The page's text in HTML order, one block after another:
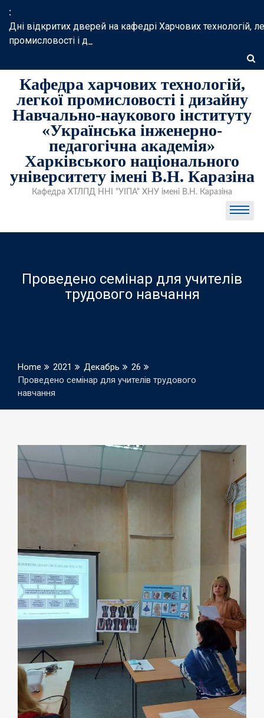
content
:
Дні відкритих дверей на кафедрі Харчових технологій,
промисловості і дизайну
Кафедра харчових технологій,
легкої промисловості і дизайну
Навчально-наукового інституту
«Українська інженерно-
педагогічна академія»
Харківського національного
університету імені В.Н. Каразіна
Кафедра ХТЛПД ННІ "УІПА" ХНУ імені В.Н. Каразіна
Проведено семінар для учителів
трудового навчання
Home 2021 Декабрь
26
Проведено семінар для учителів трудового
навчання